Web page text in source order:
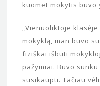
kuomet mokytis buvo
„Vienuoliktoje
mokyklą, man buvo
fiziškai išbūti
pažymiai. Buvo
susikaupti. Tačiau